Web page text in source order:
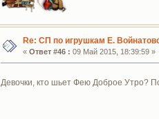
Re: СП по игрушкам Е.
« Ответ #46 : 09 Май 2015, 18:39:59 »
Девочки, кто шьет Фею Доброе Утро?